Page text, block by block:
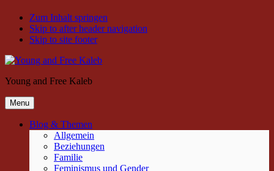
Zum Inhalt springen
Skip to after header navigation
Skip to site footer
Young and Free Kaleb
Menu
Blog & Themen
Allgemein
Beziehungen
Familie
Feminismus und Gender